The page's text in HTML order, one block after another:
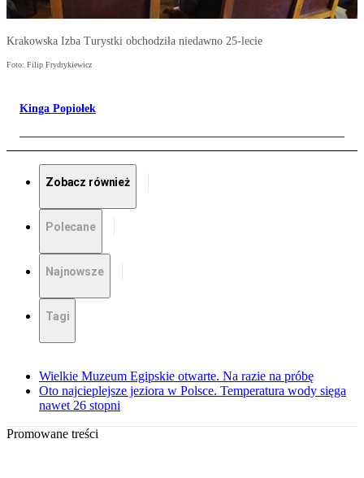
Krakowska Izba Turystki obchodziła niedawno 25-lecie
Foto: Filip Frydrykiewicz
Kinga Popiołek
Zobacz również
Polecane
Najnowsze
Tagi
Wielkie Muzeum Egipskie otwarte. Na razie na próbę
Oto najcieplejsze jeziora w Polsce. Temperatura wody sięga
nawet 26 stopni
Promowane treści